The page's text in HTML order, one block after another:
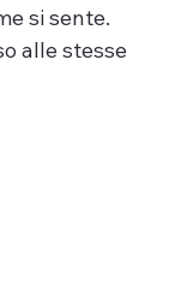
si sente.
alle stesse